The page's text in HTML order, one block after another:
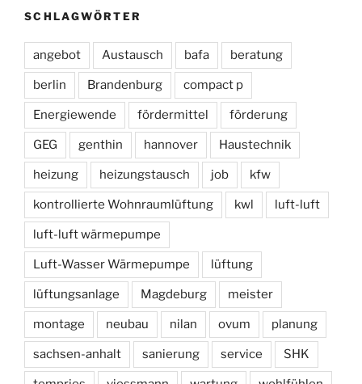
SCHLAGWÖRTER
angebot Austausch bafa beratung
berlin Brandenburg compact p
Energiewende fördermittel förderung
GEG genthin hannover Haustechnik
heizung heizungstausch job kfw
kontrollierte Wohnraumlüftung kwl luft-luft
luft-luft wärmepumpe
Luft-Wasser Wärmepumpe lüftung
lüftungsanlage Magdeburg meister
montage neubau nilan ovum planung
sachsen-anhalt sanierung service SHK